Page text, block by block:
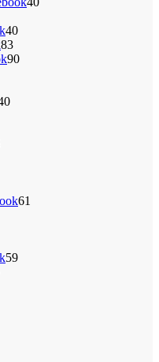
4040
8383
productos
9090
40
45
61
5959